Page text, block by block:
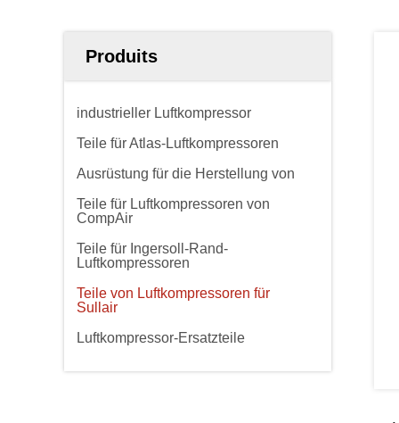
Produits
industrieller Luftkompressor
Teile für Atlas-Luftkompressoren
Ausrüstung für die Herstellung von
Teile für Luftkompressoren von
CompAir
Teile für Ingersoll-Rand-
Luftkompressoren
Teile von Luftkompressoren für
Sullair
Luftkompressor-Ersatzteile